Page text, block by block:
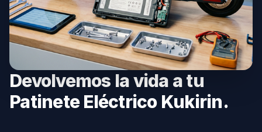
Devolvemos la vida a tu
Patinete Eléctrico Kukirin.